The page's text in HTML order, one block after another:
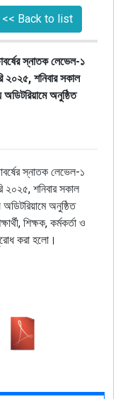
<< Back to list
স্নাতক লেভেল-১
২০২৫, শনিবার সকাল
অডিটরিয়ামে অনুষ্ঠিত
স্নাতক লেভেল-১
২০২৫, শনিবার সকাল
অডিটরিয়ামে অনুষ্ঠিত
শিক্ষক, কর্মকর্তা ও
করা হলো।